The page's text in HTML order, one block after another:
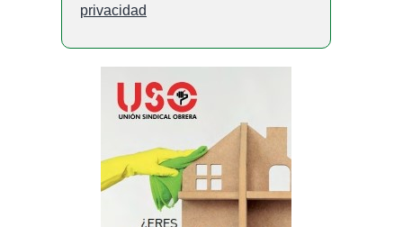
privacidad